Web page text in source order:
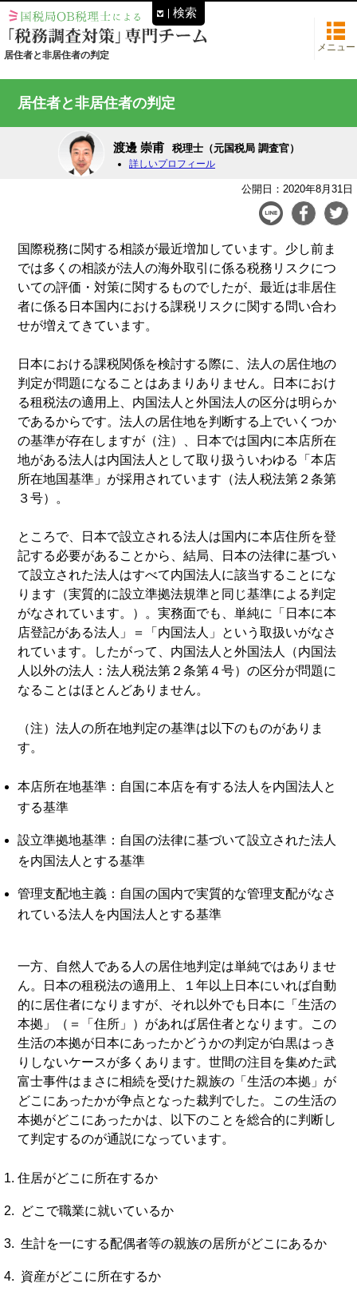
居住者と非居住者の判定
メニュー
居住者と非居住者の判定
渡邊 崇甫 税理士（元国税局 調査官）
詳しいプロフィール
公開日：2020年8月31日
国際税務に関する相談が最近増加しています。少し前ま
では多くの相談が法人の海外取引に係る税務リスクにつ
いての評価・対策に関するものでしたが、最近は非居住
者に係る日本国内における課税リスクに関する問い合わ
せが増えてきています。
日本における課税関係を検討する際に、法人の居住地の
判定が問題になることはあまりありません。日本におけ
る租税法の適用上、内国法人と外国法人の区分は明らか
であるからです。法人の居住地を判断する上でいくつか
の基準が存在しますが（注）、日本では国内に本店所在
地がある法人は内国法人として取り扱ういわゆる「本店
所在地国基準」が採用されています（法人税法第２条第
３号）。
ところで、日本で設立される法人は国内に本店住所を登
記する必要があることから、結局、日本の法律に基づい
て設立された法人はすべて内国法人に該当することにな
ります（実質的に設立準拠法規準と同じ基準による判定
がなされています。）。実務面でも、単純に「日本に本
店登記がある法人」＝「内国法人」という取扱いがなさ
れています。したがって、内国法人と外国法人（内国法
人以外の法人：法人税法第２条第４号）の区分が問題に
なることはほとんどありません。
（注）法人の所在地判定の基準は以下のものがありま
す。
本店所在地基準：自国に本店を有する法人を内国法人と
する基準
設立準拠地基準：自国の法律に基づいて設立された法人
を内国法人とする基準
管理支配地主義：自国の国内で実質的な管理支配がなさ
れている法人を内国法人とする基準
一方、自然人である人の居住地判定は単純ではありませ
ん。日本の租税法の適用上、１年以上日本にいれば自動
的に居住者になりますが、それ以外でも日本に「生活の
本拠」（＝「住所」）があれば居住者となります。この
生活の本拠が日本にあったかどうかの判定が白黒はっき
りしないケースが多くあります。世間の注目を集めた武
富士事件はまさに相続を受けた親族の「生活の本拠」が
どこにあったかが争点となった裁判でした。この生活の
本拠がどこにあったかは、以下のことを総合的に判断し
て判定するのが通説になっています。
住居がどこに所在するか
どこで職業に就いているか
生計を一にする配偶者等の親族の居所がどこにあるか
資産がどこに所在するか
検索